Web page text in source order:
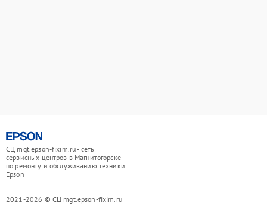
СЦ mgt.epson-fixim.ru - сеть
сервисных центров в Магнитогорске
по ремонту и обслуживанию техники
Epson
2021-2026 © СЦ mgt.epson-fixim.ru